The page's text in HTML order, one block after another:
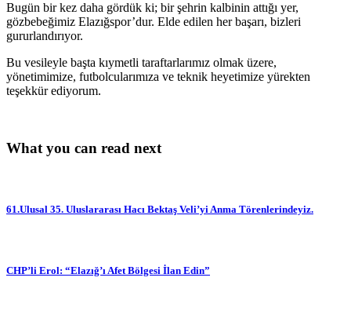
Bugün bir kez daha gördük ki; bir şehrin kalbinin attığı yer,
gözbebeğimiz Elazığspor’dur. Elde edilen her başarı, bizleri
gururlandırıyor.
Bu vesileyle başta kıymetli taraftarlarımız olmak üzere,
yönetimimize, futbolcularımıza ve teknik heyetimize yürekten
teşekkür ediyorum.
What you can read next
61.Ulusal 35. Uluslararası Hacı Bektaş Veli’yi Anma Törenlerindeyiz.
CHP’li Erol: “Elazığ’ı Afet Bölgesi İlan Edin”